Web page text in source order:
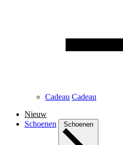
Cadeau Cadeau
Nieuw
Schoenen
Schoenen